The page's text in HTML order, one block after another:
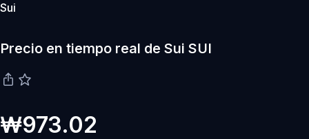
Sui
Precio en tiempo real de Sui SUI
₩973.02